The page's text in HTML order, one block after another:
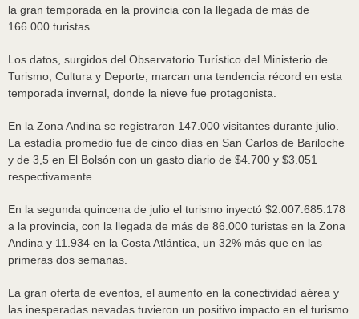
la gran temporada en la provincia con la llegada de más de
166.000 turistas.
Los datos, surgidos del Observatorio Turístico del Ministerio de
Turismo, Cultura y Deporte, marcan una tendencia récord en esta
temporada invernal, donde la nieve fue protagonista.
En la Zona Andina se registraron 147.000 visitantes durante julio.
La estadía promedio fue de cinco días en San Carlos de Bariloche
y de 3,5 en El Bolsón con un gasto diario de $4.700 y $3.051
respectivamente.
En la segunda quincena de julio el turismo inyectó $2.007.685.178
a la provincia, con la llegada de más de 86.000 turistas en la Zona
Andina y 11.934 en la Costa Atlántica, un 32% más que en las
primeras dos semanas.
La gran oferta de eventos, el aumento en la conectividad aérea y
las inesperadas nevadas tuvieron un positivo impacto en el turismo